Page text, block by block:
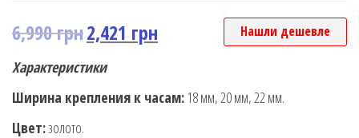
6,990грн2,421 грн Нашли дешевле
Характеристики
Ширина крепления к часам: 18 мм, 20 мм, 22 мм.
Цвет:золото.